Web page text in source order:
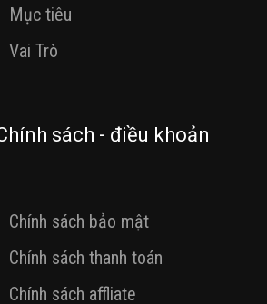
Mục tiêu
Vai Trò
sách - điều khoản
Chính sách bảo mật
Chính sách thanh toán
Chính sách affliate